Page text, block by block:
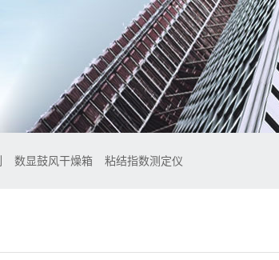
数显鼓风干燥箱 粘结指数测定仪